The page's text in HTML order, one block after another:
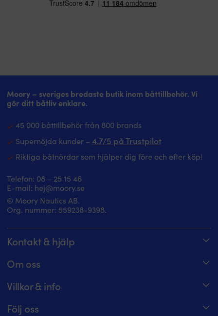
Moory – sveriges bredaste butik inom båttillbehör. Vi
gör ditt båtliv enklare.
45 000 båttillbehör från 800 brands
Supernöjda kunder – 4.7/5 på Trustpilot
Riktiga båtnördar som hjälper dig före och efter köp!
Telefon: 08 – 25 15 46
E-mail: hej@moory.se
© Moory Nautics AB.
Org. nummer: 5‍59238-9398.
Kontakt & hjälp
08 – 25 15 46 – telefontider alla dagar 8 – 20
Maila oss på hej@moory.se
Om oss
För båtklubbsmedlemmar
Villkor & info
Följ oss